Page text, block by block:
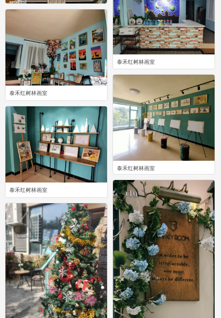
泰禾红树林画室
泰禾红树林画室
0
泰禾红树林画室
0
泰禾红树林画室
0